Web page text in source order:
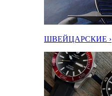
ШВЕЙЦАРСКИЕ ›